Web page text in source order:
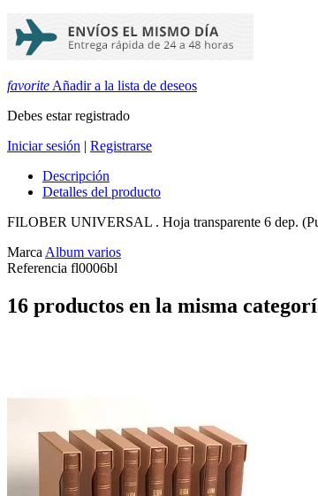
favorite Añadir a la lista de deseos
Debes estar registrado
Iniciar sesión | Registrarse
Descripción
Detalles del producto
FILOBER UNIVERSAL . Hoja transparente 6 dep.
Marca Album varios
Referencia fl0006bl
16 productos en la misma